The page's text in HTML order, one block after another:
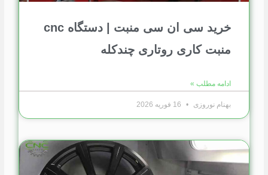
خرید سی ان سی منبت | دستگاه cnc
منبت کاری روتاری چندکله
ادامه مطلب »
بهنام نوروزی